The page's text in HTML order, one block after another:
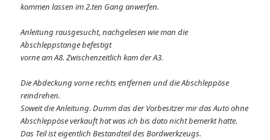
kommen lassen im 2.ten Gang anwerfen.
Anleitung rausgesucht, nachgelesen wie man die
Abschleppstange befestigt
vorne am A8. Zwischenzeitlich kam der A3.
Die Abdeckung vorne rechts entfernen und die Abschleppöse
reindrehen.
Soweit die Anleitung. Dumm das der Vorbesitzer mir das Auto ohne
Abschleppöse verkauft hat was ich bis dato nicht bemerkt hatte.
Das Teil ist eigentlich Bestandteil des Bordwerkzeugs.